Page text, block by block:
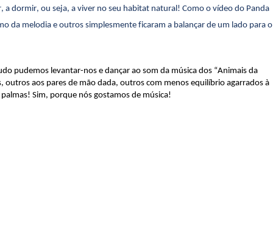
a dormir, ou seja, a viver no seu habitat natural! Como o vídeo do Panda
da melodia e outros simplesmente ficaram a balançar de um lado para o
pudemos levantar-nos e dançar ao som da música dos “Animais da
outros aos pares de mão dada, outros com menos equilíbrio agarrados à
Sim, porque nós gostamos de música!